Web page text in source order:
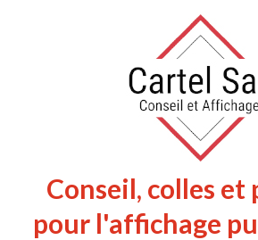
Conseil, colles et
pour l'affichage